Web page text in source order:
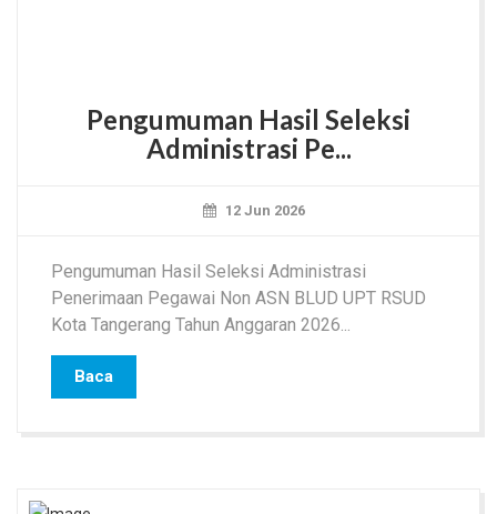
Pengumuman Hasil Seleksi
Administrasi Pe...
12 Jun 2026
Pengumuman Hasil Seleksi Administrasi
Penerimaan Pegawai Non ASN BLUD UPT RSUD
Kota Tangerang Tahun Anggaran 2026...
Baca